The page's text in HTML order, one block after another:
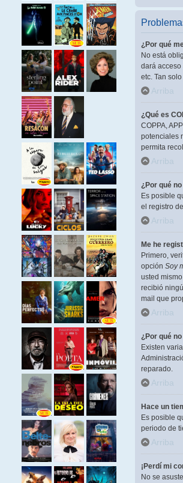
¿Por qué
No está
dará
etc. Tan
Arriba
¿Qué es
COPPA,
potenciales
permita
Arriba
¿Por qué
Es posible
el registro
Arriba
Me he
Primero,
opción Soy
usted
recibió
mail que
Arriba
¿Por qué
Existen
reparado.
Arriba
Hace un
Es posible
periodo de
Arriba
¡Perdí mi
No se